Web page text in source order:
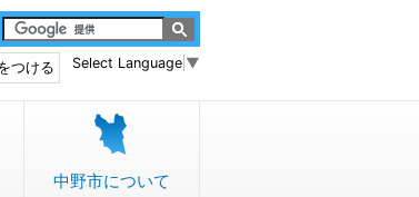
Select Language ▼
つける
中野市について